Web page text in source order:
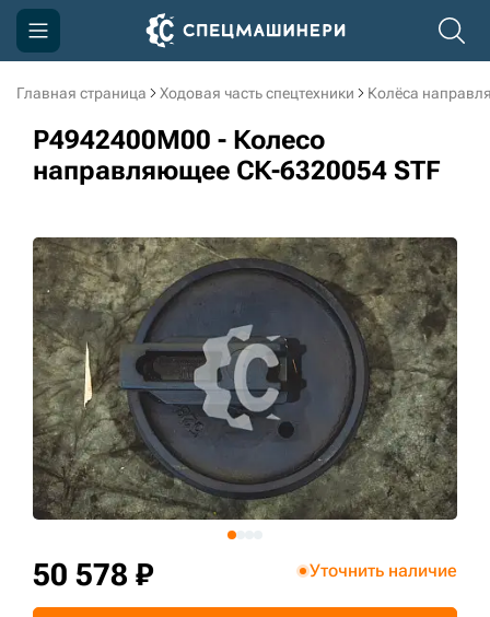
Главная страница Ходовая часть спецтехники Колёса
P4942400M00 - Колесо
направляющее СК-6320054 STF
50 578 ₽ Уточнить наличие
Компания
Акции
Информация
Контакты
3D тур по производству
3D тур по складам
sksale@skdst.ru
+7 (499) 394-50-93